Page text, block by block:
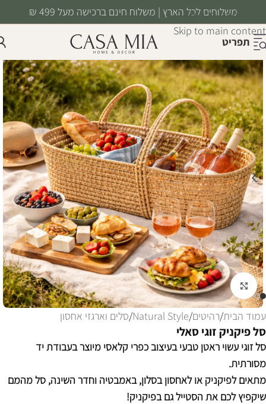
Skip to navigation
Skip to main content
משלוחים לכל הארץ | משלוח חינם ברכישה מעל 499 ₪
תפריט
לחצו להגדלה
עמוד הבית/רהיטים/
Natural Style
/סלים וארגזי אחסון
סל פיקניק זוגי סאלי
סל זוגי עשוי ראטן טבעי בעיצוב כפרי קלאסי מיוצר בעבודת יד
מסורתית.
מתאים לפיקניק או לאחסון בסלון, באמבטיה וחדר השינה, סל מהמם
שיקפיץ לכם את הסטייל גם בפיקניק!